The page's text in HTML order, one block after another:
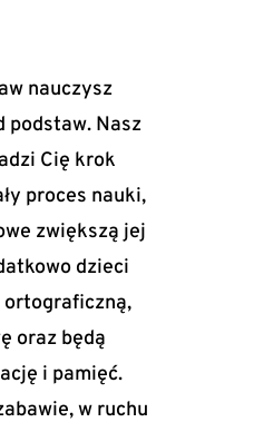
nauczysz
podstaw. Nasz
Cię krok
proces nauki,
zwiększą jej
dzieci
oraz będą
i pamięć.
w ruchu